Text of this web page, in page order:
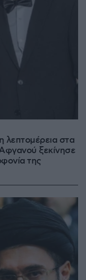
λεπτομέρεια στα
ξεκίνησε
της